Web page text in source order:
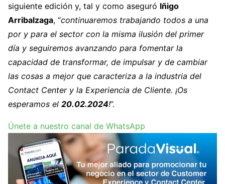
siguiente edición y, tal y como aseguró Iñigo
Arribalzaga, “continuaremos trabajando todos a una
por y para el sector con la misma ilusión del primer
día y seguiremos avanzando para fomentar la
capacidad de transformar, de impulsar y de cambiar
las cosas a mejor que caracteriza a la industria del
Contact Center y la Experiencia de Cliente. ¡Os
esperamos el 20.02.2024!”.
Únete a nuestro canal de WhatsApp